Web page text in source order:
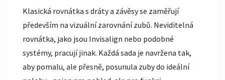
Klasická rovnátka s dráty a závěsy se zaměřují
především na vizuální zarovnání zubů. Neviditelná
rovnátka, jako jsou Invisalign nebo podobné
systémy, pracují jinak. Každá sada je navržena tak,
aby pomalu, ale přesně, posunula zuby do ideální